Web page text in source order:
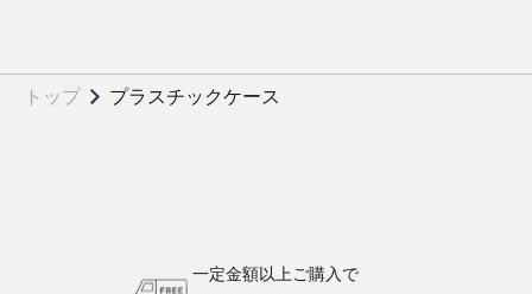
トップ プラスチックケース
一定金額以上ご購入で